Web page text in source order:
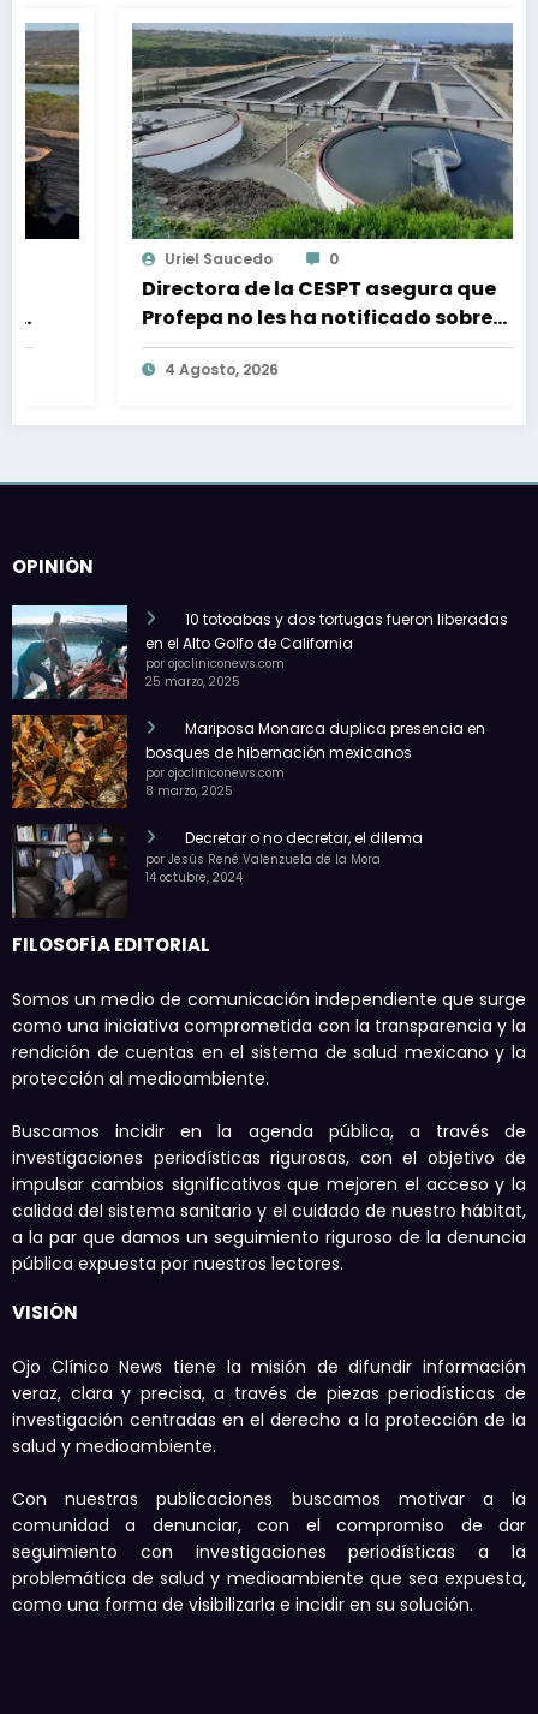
Uriel Saucedo 0
Directora de la CESPT asegura que
Profepa no les ha notificado sobre
alguna sanción por descargas de
aguas residuales
4 Agosto, 2026
OPINIÓN
10 totoabas y dos tortugas fueron liberadas
en el Alto Golfo de California
por ojocliniconews.com
25 marzo, 2025
Mariposa Monarca duplica presencia en
bosques de hibernación mexicanos
por ojocliniconews.com
8 marzo, 2025
Decretar o no decretar, el dilema
por Jesús René Valenzuela de la Mora
14 octubre, 2024
FILOSOFÍA EDITORIAL
Somos un medio de comunicación independiente que surge
como una iniciativa comprometida con la transparencia y la
rendición de cuentas en el sistema de salud mexicano y la
protección al medioambiente.
Buscamos incidir en la agenda pública, a través de
investigaciones periodísticas rigurosas, con el objetivo de
impulsar cambios significativos que mejoren el acceso y la
calidad del sistema sanitario y el cuidado de nuestro hábitat,
a la par que damos un seguimiento riguroso de la denuncia
pública expuesta por nuestros lectores.
VISIÓN
Ojo Clínico News tiene la misión de difundir información
veraz, clara y precisa, a través de piezas periodísticas de
investigación centradas en el derecho a la protección de la
salud y medioambiente.
Con nuestras publicaciones buscamos motivar a la
comunidad a denunciar, con el compromiso de dar
seguimiento con investigaciones periodísticas a la
problemática de salud y medioambiente que sea expuesta,
como una forma de visibilizarla e incidir en su solución.